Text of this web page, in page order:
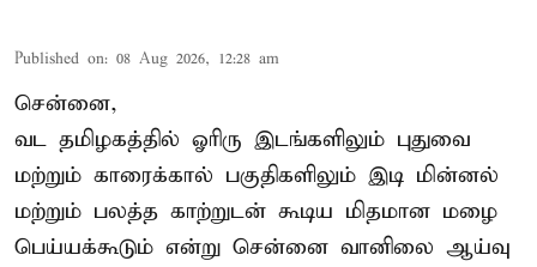
Published on: 08 Aug 2026, 12:28 am
சென்னை,
வட தமிழகத்தில் ஓரிரு இடங்களிலும் புதுவை
மற்றும் காரைக்கால் பகுதிகளிலும் இடி மின்னல்
மற்றும் பலத்த காற்றுடன் கூடிய மிதமான மழை
பெய்யக்கூடும் என்று சென்னை வானிலை ஆய்வு